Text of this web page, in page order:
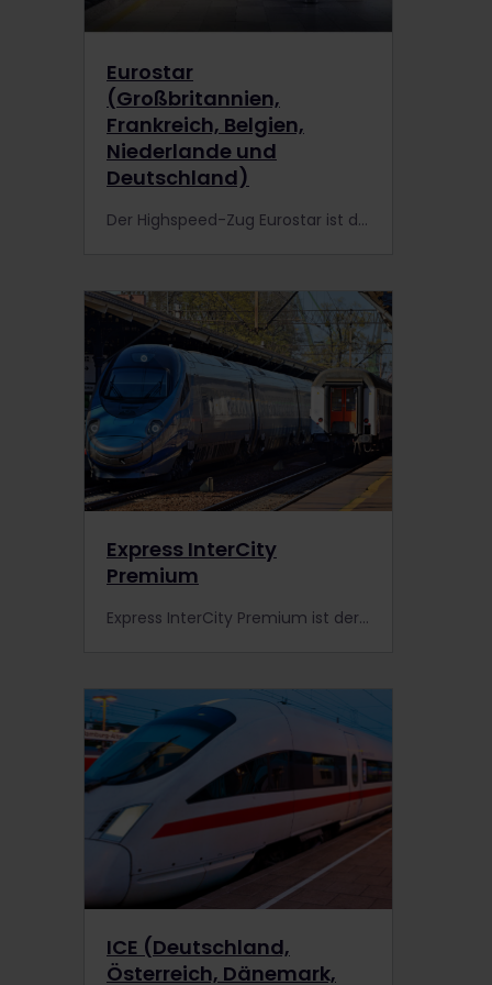
Eurostar
(Großbritannien,
Frankreich, Belgien,
Niederlande und
Deutschland)
Der Highspeed-Zug Eurostar ist die beste Wahl, um von Brüssel oder Paris nach London und anschließend weiter nach Amsterdam oder Köln zu fahren. Die Fahrt ist in deinem Interrail-Pass inbegriffen!
Express InterCity
Premium
Express InterCity Premium ist der schnellste Zug im polnischen Streckennetz, der viele große Städte Polens verbindet. Informiere dich genauer.
ICE (Deutschland,
Österreich, Dänemark,